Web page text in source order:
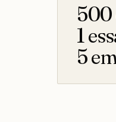
500
1
5